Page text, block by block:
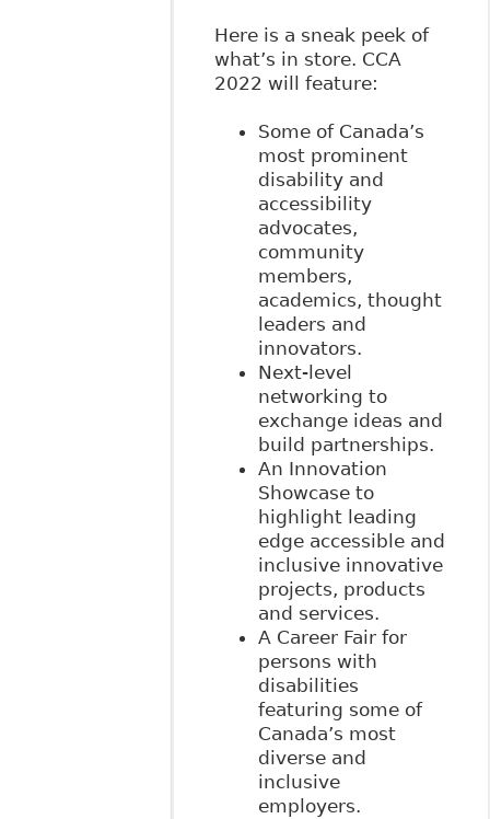
Here is a sneak peek of
what’s in store. CCA
2022 will feature:
Some of Canada’s
most prominent
disability and
accessibility
advocates,
community
members,
academics, thought
leaders and
innovators.
Next-level
networking to
exchange ideas and
build partnerships.
An Innovation
Showcase to
highlight leading
edge accessible and
inclusive innovative
projects, products
and services.
A Career Fair for
persons with
disabilities
featuring some of
Canada’s most
diverse and
inclusive
employers.